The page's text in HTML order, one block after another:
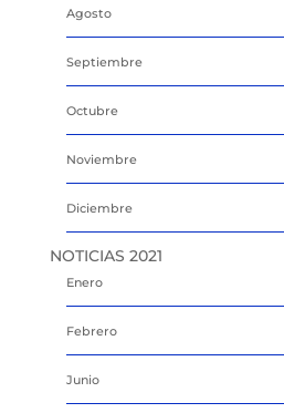
Agosto
Septiembre
Octubre
Noviembre
Diciembre
NOTICIAS 2021
Enero
Febrero
Junio